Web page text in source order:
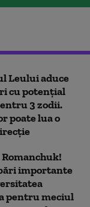
Leului aduce
cu potențial
3 zodii.
poate lua o
importante
pentru meciul